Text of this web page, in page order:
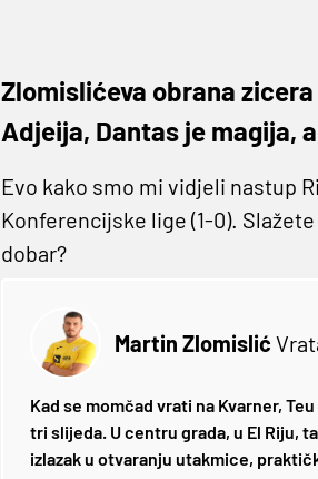
Zlomislićeva obrana
Adjeija, Dantas je magija,
Evo kako smo mi vidjeli nastup
Konferencijske lige (1-0).
dobar?
Martin Zlomislić
Kad se momčad vrati na Kvarner,
tri slijeda. U centru grada, u El Riju,
izlazak u otvaranju utakmice,